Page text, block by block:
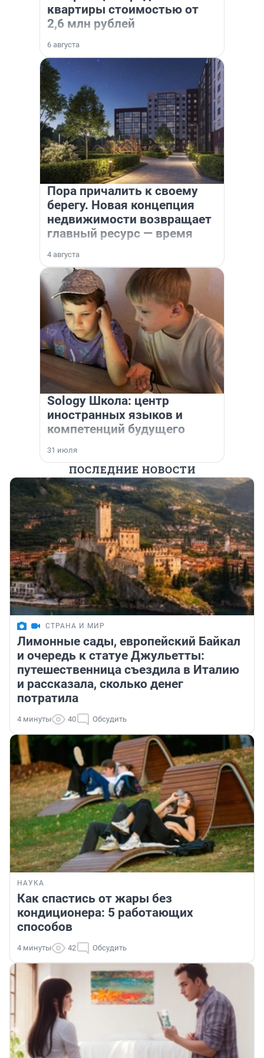
квартиры стоимостью от
2,6 млн рублей
6 августа
Пора причалить к своему
берегу. Новая концепция
недвижимости возвращает
главный ресурс — время
4 августа
Sology Школа: центр
иностранных языков и
компетенций будущего
31 июля
ПОСЛЕДНИЕ НОВОСТИ
СТРАНА И МИР
Лимонные сады, европейский Байкал
и очередь к статуе Джульетты:
путешественница съездила в Италию
и рассказала, сколько денег
потратила
4 минуты 40 Обсудить
НАУКА
Как спастись от жары без
кондиционера: 5 работающих
способов
4 минуты 42 Обсудить